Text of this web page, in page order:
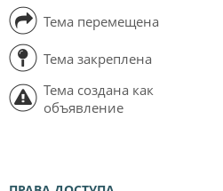
Тема перемещена
Тема закреплена
Тема создана как
объявление